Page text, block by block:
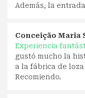
Además, la
Conceição Maria
Experiencia
gustó mucho la
a la fábrica de
Recomiendo.